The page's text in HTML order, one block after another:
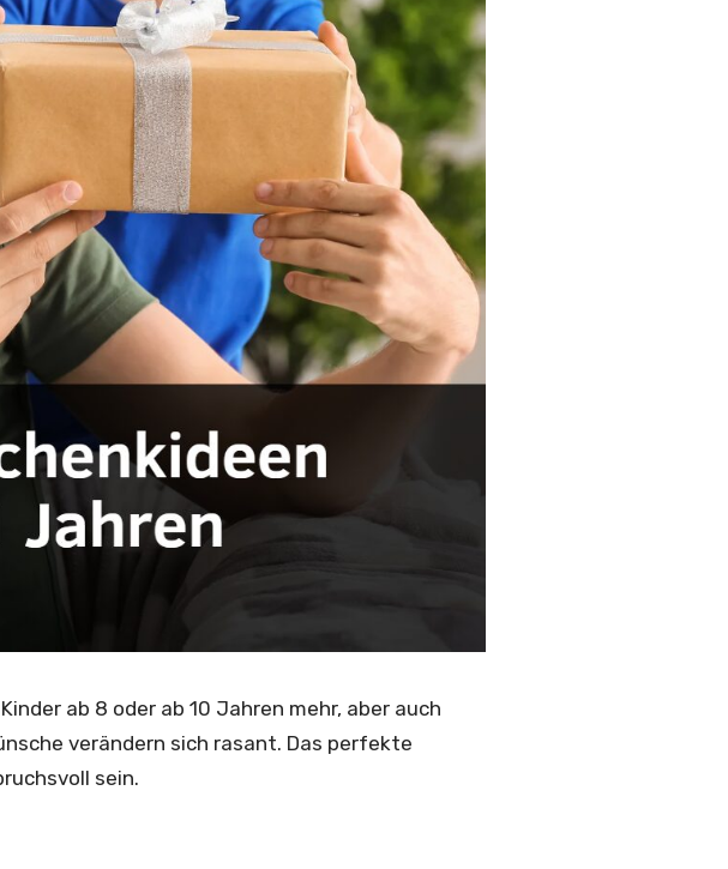
ab 8 oder ab 10 Jahren mehr, aber auch
verändern sich rasant. Das perfekte
sein.